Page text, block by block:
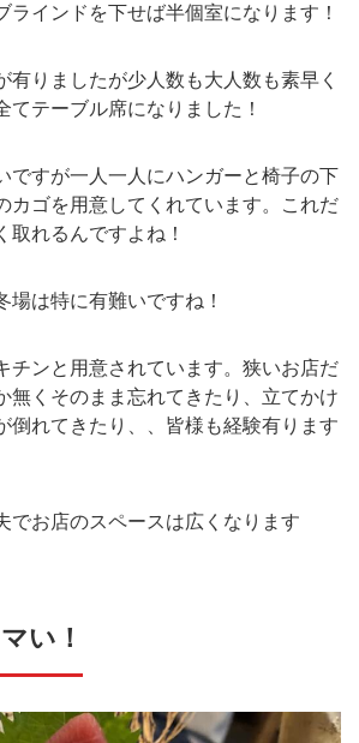
ラインドを下せば半個室になります！
有りましたが少人数も大人数も素早く
てテーブル席になりました！
ですが一人一人にハンガーと椅子の下
カゴを用意してくれています。これだ
取れるんですよね！
場は特に有難いですね！
チンと用意されています。狭いお店だ
無くそのまま忘れてきたり、立てかけ
倒れてきたり、、皆様も経験有ります
でお店のスペースは広くなります
い！